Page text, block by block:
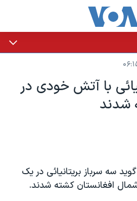
با آتش خودی در
شدند
سه سرباز بریتانیائی در یک
افغانستان کشته شدند.